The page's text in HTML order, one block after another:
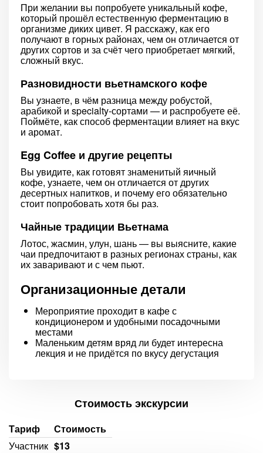
При желании вы попробуете уникальный кофе,
который прошёл естественную ферментацию в
организме диких цивет. Я расскажу, как его
получают в горных районах, чем он отличается от
других сортов и за счёт чего приобретает мягкий,
сложный вкус.
Разновидности вьетнамского кофе
Вы узнаете, в чём разница между робустой,
арабикой и specialty-сортами — и распробуете её.
Поймёте, как способ ферментации влияет на вкус
и аромат.
Egg Coffee и другие рецепты
Вы увидите, как готовят знаменитый яичный
кофе, узнаете, чем он отличается от других
десертных напитков, и почему его обязательно
стоит попробовать хотя бы раз.
Чайные традиции Вьетнама
Лотос, жасмин, улун, шань — вы выясните, какие
чаи предпочитают в разных регионах страны, как
их заваривают и с чем пьют.
Организационные детали
Мероприятие проходит в кафе с
кондиционером и удобными посадочными
местами
Маленьким детям вряд ли будет интересна
лекция и не придётся по вкусу дегустация
Стоимость экскурсии
Тариф
Стоимость
Участник $13